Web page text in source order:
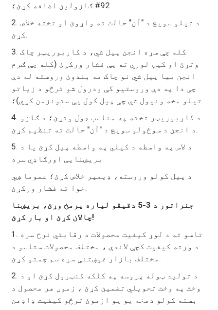
92# ګازولین اضافه کړئ؛
2. د تیلو سویچ د "آن" حالت ته واړوئ او تخته خلاص
کړئ.
3. کله چې سړه انجن پیل شي، د کاربوریټر چاک
وتړئ او کیڼ لوري ته یې فشار ورکړئ (کله چې ګرم
انجن بیا پیل شي نو چاک مه بندوئ وروسته له دې
چې دا په دې وروستیو کې ودرول شو ترڅو د زیاتو
تیلو مخه ونیول شي چې پیل کول یې ستونزمن کړي)؛
4. د کاربوریټر تخته په مناسب ډول وتړئ؛ د ګازو
د انجن د سوځولو سویچ د "آن" حالت ته تنظیم کړئ.
5. د لاس په واسطه د کیلي په واسطه پیل کړئ یا د
بریښنایی اورګاډي سره
د پیل کولو وروسته، ډیمپر خلاص کړئ؛ عموما ښي
خوا ته فشار ورکړئ.
جنراتور د 3-5 دقیقو لپاره پرمخ وړئ، بریښنا
چالان کړئ او بار کړئ!
1. تاسو ته د لوړ کیفیت محصولات د رقابتي نرخ سره
د ورته کیفیت کچې لاندې ، مختلف محصولات ستاسو د
مختلف بازار غوښتنې سره سم چمتو کړئ.
2. د تولید ټوله پروسه په کلکه کنټرول کړئ او د
وخت په وخت تحویلي تضمین کړئ ، زموږ هر محصول د
بسته کولو دمخه یو یو ازموئ ترڅو کیفیت ډاډمن